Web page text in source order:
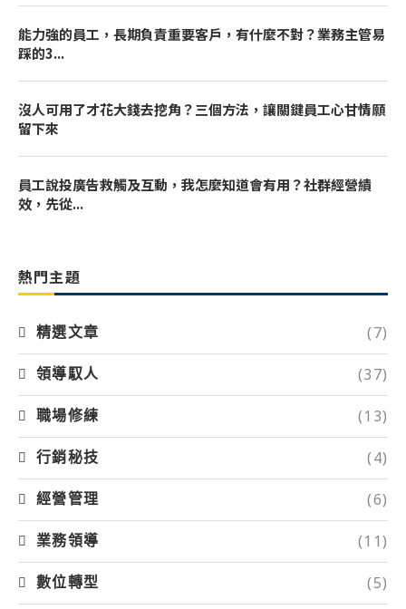
能力強的員工，長期負責重要客戶，有什麼不對？業務主管易
踩的3...
沒人可用了才花大錢去挖角？三個方法，讓關鍵員工心甘情願
留下來
員工說投廣告救觸及互動，我怎麼知道會有用？社群經營績
效，先從...
熱門主題
精選文章 (7)
領導馭人 (37)
職場修練 (13)
行銷秘技 (4)
經營管理 (6)
業務領導 (11)
數位轉型 (5)